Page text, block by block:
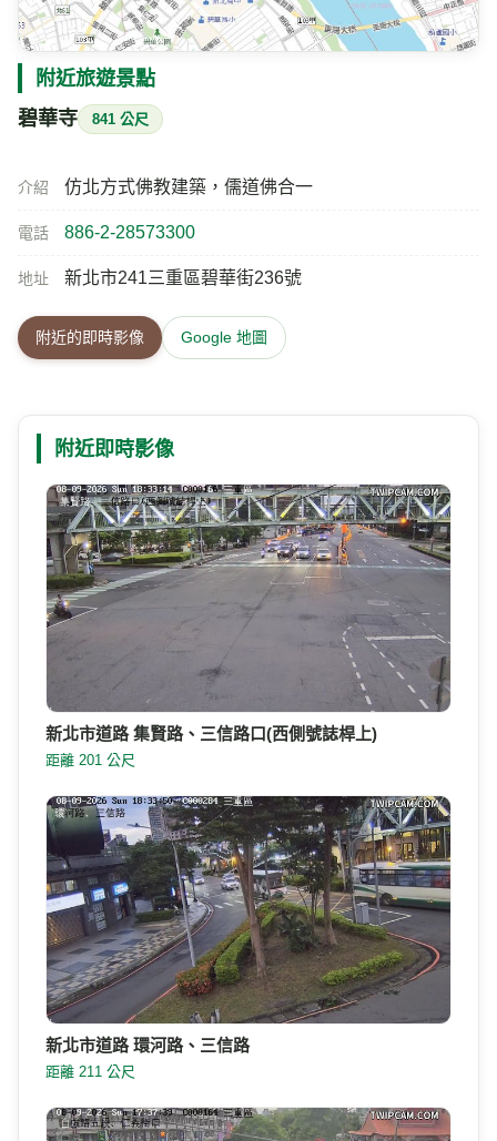
附近旅遊景點
碧華寺 841 公尺
介紹 仿北方式佛教建築，儒道佛合一
電話 886-2-28573300
地址 新北市241三重區碧華街236號
附近的即時影像 Google 地圖
附近即時影像
新北市道路 集賢路、三信路口(西側號誌桿上)
距離 201 公尺
新北市道路 環河路、三信路
距離 211 公尺